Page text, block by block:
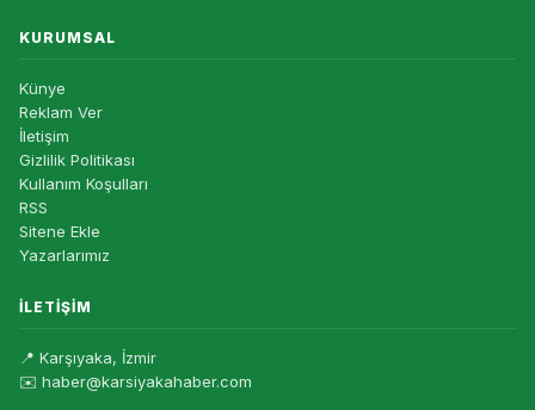
KURUMSAL
Künye
Reklam Ver
İletişim
Gizlilik Politikası
Kullanım Koşulları
RSS
Sitene Ekle
Yazarlarımız
İLETIŞIM
📍 Karşıyaka, İzmir
✉️ haber@karsiyakahaber.com